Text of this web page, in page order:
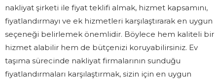
nakliyat şirketi ile fiyat teklifi almak, hizmet kapsamını,
fiyatlandırmayı ve ek hizmetleri karşılaştırarak en uygun
seçeneği belirlemek önemlidir. Böylece hem kaliteli bir
hizmet alabilir hem de bütçenizi koruyabilirsiniz. Ev
taşıma sürecinde nakliyat firmalarının sunduğu
fiyatlandırmaları karşılaştırmak, sizin için en uygun